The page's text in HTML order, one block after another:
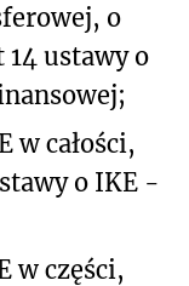
o
ustawy o
w całości,
o IKE -
w części,